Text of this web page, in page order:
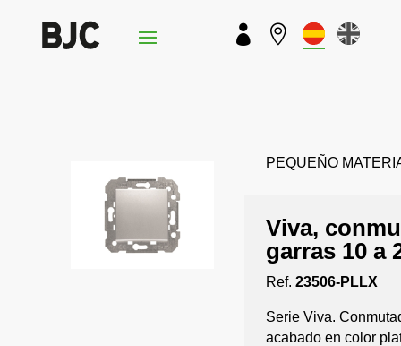
 
PEQUEÑO
Viva,
garras 10 a
Ref. 23506-PLLX
Serie Viva.
acabado en color